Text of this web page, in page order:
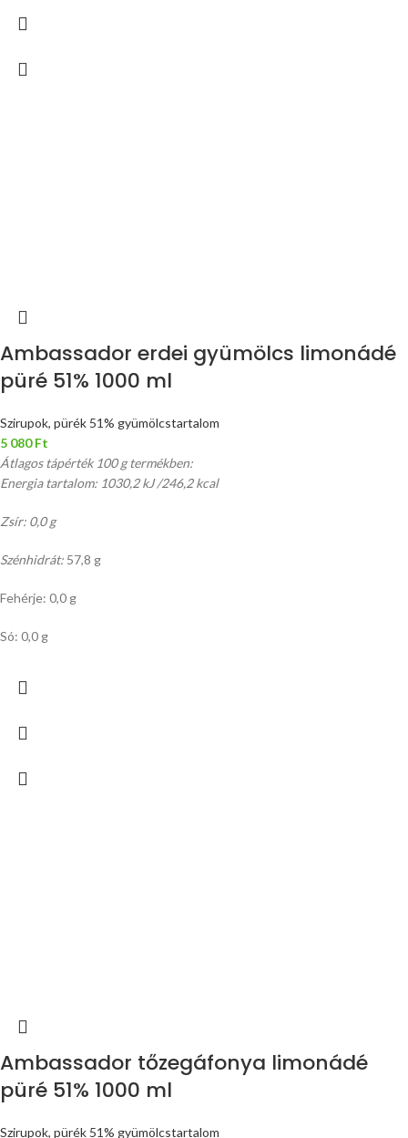
Ambassador erdei gyümölcs limonádé
püré 51% 1000 ml
Szirupok, pürék 51% gyümölcstartalom
5 080Ft
Átlagos tápérték 100 g termékben:
Energia tartalom: 1030,2 kJ /246,2 kcal
Zsír: 0,0 g
Szénhidrát: 57,8 g
Fehérje: 0,0 g
Só: 0,0 g
Ambassador tőzegáfonya limonádé
püré 51% 1000 ml
Szirupok, pürék 51% gyümölcstartalom